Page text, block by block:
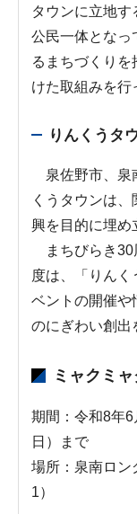
タウンに立地
公民一体となっ
るまちづくりを
けた取組みを行
りんくうタ
泉佐野市、泉
くうタウンは
興を目的に埋め
まちびらき30
度は、「りんく
ベントの開催や
のにぎわい創出
ミャクミ
期間：令和8年
日）まで
場所：泉南ロン
1）